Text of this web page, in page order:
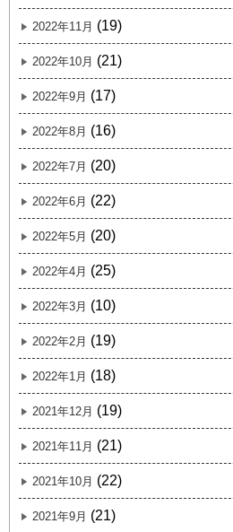
2022年11月 (19)
2022年10月 (21)
2022年9月 (17)
2022年8月 (16)
2022年7月 (20)
2022年6月 (22)
2022年5月 (20)
2022年4月 (25)
2022年3月 (10)
2022年2月 (19)
2022年1月 (18)
2021年12月 (19)
2021年11月 (21)
2021年10月 (22)
2021年9月 (21)